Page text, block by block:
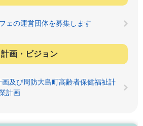
ェの運営団体を募集します
計画・ビジョン
及び周防大島町高齢者保健福祉計
計画